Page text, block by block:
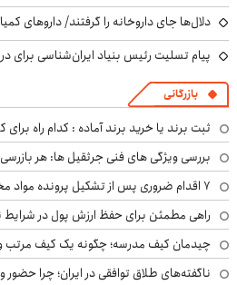
دلال‌ها جای داروخانه را گرفتند/ داروهای
پیام تسلیت رئیس بنیاد ایران‌شناسی برای
بازرگانی
ثبت برند یا خرید برند آماده : کدام راه
بررسی ویژگی های فنی جرثقیل ها: هر بازرسی
۷ اقدام ضروری پس از تشکیل پرونده مواد مخدر؛ راهنمای خانواده‌ها
راهی مطمئن برای حفظ ارزش پول در شرایط
چیدمان کیف مدرسه؛ چگونه یک کیف مرتب
ناگفته‌های طلاق توافقی در ایران؛ چرا